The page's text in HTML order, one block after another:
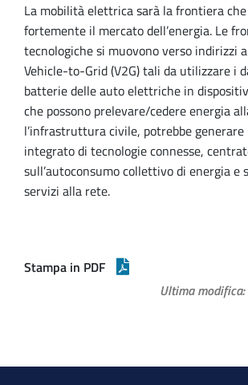
La mobilità elettrica sarà la frontiera
fortemente il mercato dell’energia. Le
tecnologiche si muovono verso indirizzi
Vehicle-to-Grid (V2G) tali da utilizzare i
batterie delle auto elettriche in
che possono prelevare/cedere energia
l’infrastruttura civile, potrebbe
integrato di tecnologie connesse,
sull’autoconsumo collettivo di energia e
servizi alla rete.
Stampa in PDF
Ultima modifica